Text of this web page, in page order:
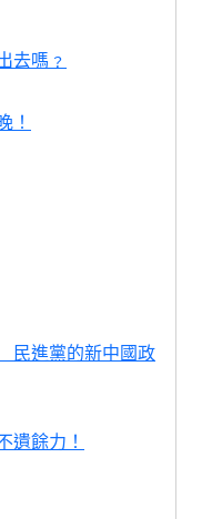
去嗎﹖
！
民進黨的新中國政
遺餘力！